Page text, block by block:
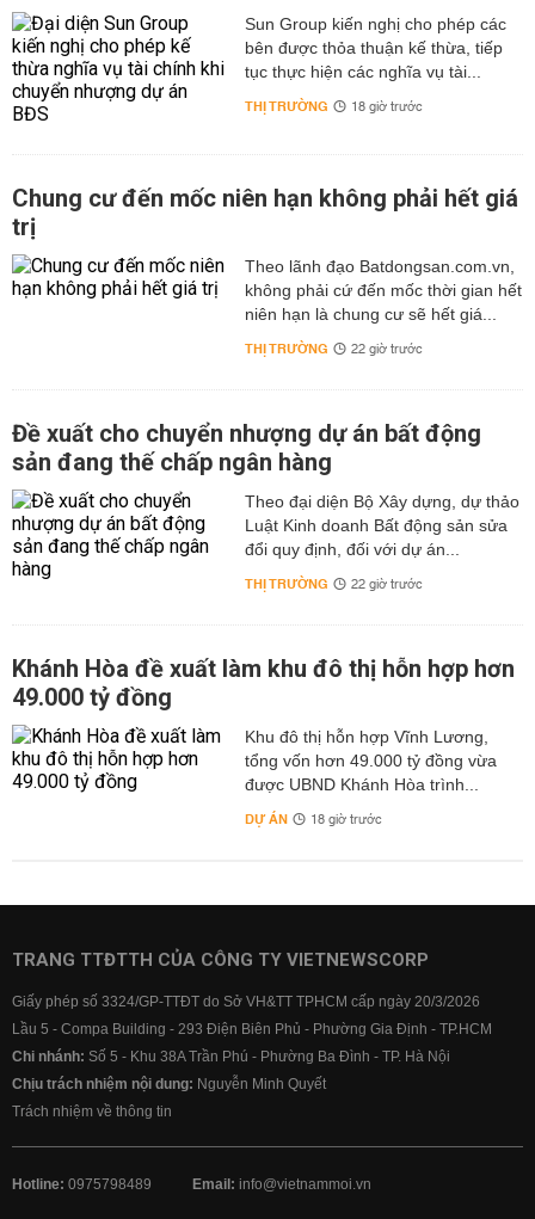
Sun Group kiến nghị cho phép các
bên được thỏa thuận kế thừa, tiếp
tục thực hiện các nghĩa vụ tài...
THỊ TRƯỜNG 18 giờ trước
Chung cư đến mốc niên hạn không phải hết giá
trị
Theo lãnh đạo Batdongsan.com.vn,
không phải cứ đến mốc thời gian hết
niên hạn là chung cư sẽ hết giá...
THỊ TRƯỜNG 22 giờ trước
Đề xuất cho chuyển nhượng dự án bất động
sản đang thế chấp ngân hàng
Theo đại diện Bộ Xây dựng, dự thảo
Luật Kinh doanh Bất động sản sửa
đổi quy định, đối với dự án...
THỊ TRƯỜNG 22 giờ trước
Khánh Hòa đề xuất làm khu đô thị hỗn hợp hơn
49.000 tỷ đồng
Khu đô thị hỗn hợp Vĩnh Lương,
tổng vốn hơn 49.000 tỷ đồng vừa
được UBND Khánh Hòa trình...
DỰ ÁN 18 giờ trước
TRANG TTĐTTH CỦA CÔNG TY VIETNEWSCORP
Giấy phép số 3324/GP-TTĐT do Sở VH&TT TPHCM cấp ngày 20/3/2026
Lầu 5 - Compa Building - 293 Điện Biên Phủ - Phường Gia Định - TP.HCM
Chi nhánh: Số 5 - Khu 38A Trần Phú - Phường Ba Đình - TP. Hà Nội
Chịu trách nhiệm nội dung: Nguyễn Minh Quyết
Trách nhiệm về thông tin
Hotline: 0975798489 Email: info@vietnammoi.vn